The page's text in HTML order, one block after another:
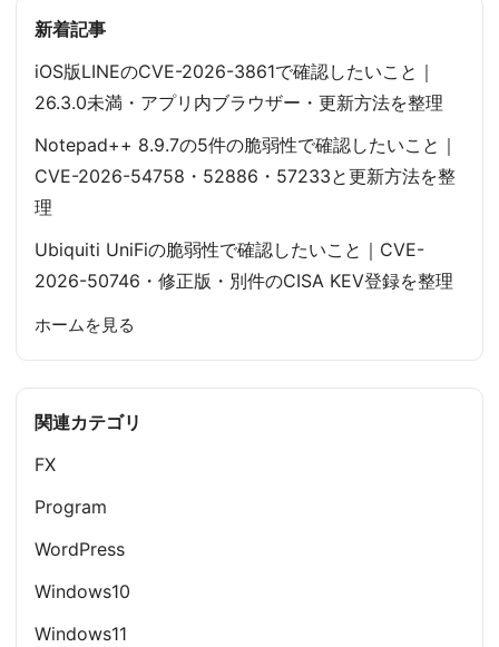
新着記事
iOS版LINEのCVE-2026-3861で確認したいこと｜
26.3.0未満・アプリ内ブラウザー・更新方法を整理
Notepad++ 8.9.7の5件の脆弱性で確認したいこと｜
CVE-2026-54758・52886・57233と更新方法を整
理
Ubiquiti UniFiの脆弱性で確認したいこと｜CVE-
2026-50746・修正版・別件のCISA KEV登録を整理
ホームを見る
関連カテゴリ
FX
Program
WordPress
Windows10
Windows11